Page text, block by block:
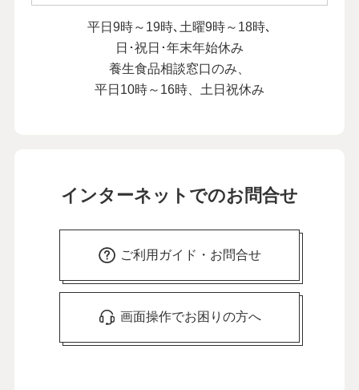
平日9時～19時､土曜9時～18時､
日･祝日･年末年始休み
養生食品相談窓口のみ、
平日10時～16時、土日祝休み
インターネットでのお問合せ
ご利用ガイド・お問合せ
画面操作でお困りの方へ